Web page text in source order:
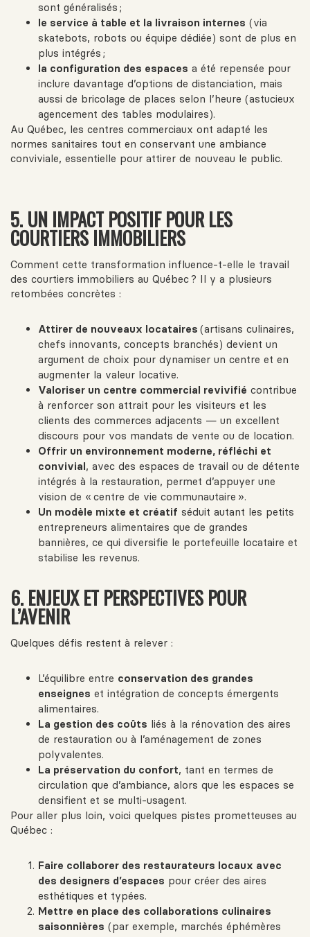
sont généralisés ;
le service à table et la livraison internes (via
skatebots, robots ou équipe dédiée) sont de plus en
plus intégrés ;
la configuration des espaces a été repensée pour
inclure davantage d’options de distanciation, mais
aussi de bricolage de places selon l’heure (astucieux
agencement des tables modulaires).
Au Québec, les centres commerciaux ont adapté les
normes sanitaires tout en conservant une ambiance
conviviale, essentielle pour attirer de nouveau le public.
5. UN IMPACT POSITIF POUR LES
COURTIERS IMMOBILIERS
Comment cette transformation influence‑t‑elle le travail
des courtiers immobiliers au Québec ? Il y a plusieurs
retombées concrètes :
Attirer de nouveaux locataires (artisans culinaires,
chefs innovants, concepts branchés) devient un
argument de choix pour dynamiser un centre et en
augmenter la valeur locative.
Valoriser un centre commercial revivifié contribue
à renforcer son attrait pour les visiteurs et les
clients des commerces adjacents — un excellent
discours pour vos mandats de vente ou de location.
Offrir un environnement moderne, réfléchi et
convivial, avec des espaces de travail ou de détente
intégrés à la restauration, permet d’appuyer une
vision de « centre de vie communautaire ».
Un modèle mixte et créatif séduit autant les petits
entrepreneurs alimentaires que de grandes
bannières, ce qui diversifie le portefeuille locataire et
stabilise les revenus.
6. ENJEUX ET PERSPECTIVES POUR
L’AVENIR
Quelques défis restent à relever :
L’équilibre entre conservation des grandes
enseignes et intégration de concepts émergents
alimentaires.
La gestion des coûts liés à la rénovation des aires
de restauration ou à l’aménagement de zones
polyvalentes.
La préservation du confort, tant en termes de
circulation que d’ambiance, alors que les espaces se
densifient et se multi‑usagent.
Pour aller plus loin, voici quelques pistes prometteuses au
Québec :
Faire collaborer des restaurateurs locaux avec
des designers d’espaces pour créer des aires
esthétiques et typées.
Mettre en place des collaborations culinaires
saisonnières (par exemple, marchés éphémères